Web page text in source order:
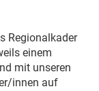
Regionalkader
einem
mit unseren
innen auf